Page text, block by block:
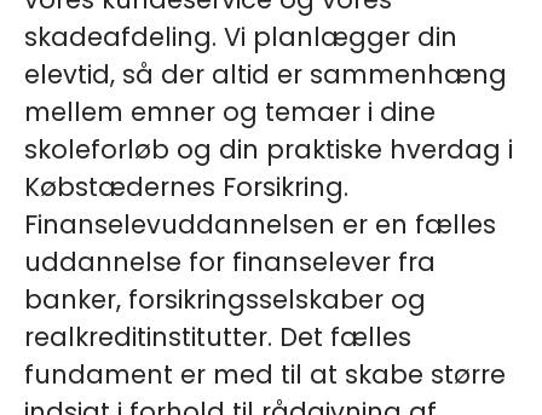
skadeafdeling. Vi planlægger din
elevtid, så der altid er sammenhæng
mellem emner og temaer i dine
skoleforløb og din praktiske hverdag i
Købstædernes Forsikring.
Finanselevuddannelsen er en fælles
uddannelse for finanselever fra
banker, forsikringsselskaber og
realkreditinstitutter. Det fælles
fundament er med til at skabe større